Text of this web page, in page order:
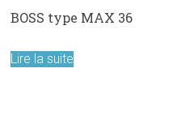
BOSS type MAX 36
Lire la suite